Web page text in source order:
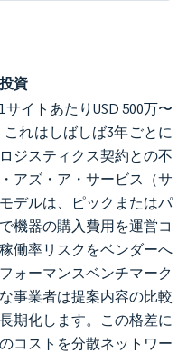
資
イトあたりUSD 500万〜
れはしばしば3年ごとに
ジスティクス契約との不
アズ・ア・サービス（サ
デルは、ピックまたはパ
機器の購入費用を運営コ
働率リスクをベンダーへ
ォーマンスベンチマーク
事業者は提案内容の比較
期化します。この格差に
コストを分散ネットワー